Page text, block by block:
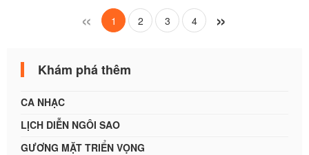
« 1 2 3 4 »
Khám phá thêm
CA NHẠC
LỊCH DIỄN NGÔI SAO
GƯƠNG MẶT TRIỂN VỌNG